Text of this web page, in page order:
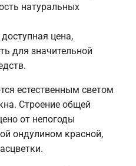
натуральных
цена,
для значительной
естественным светом
Строение общей
от непогоды
ондулином красной,